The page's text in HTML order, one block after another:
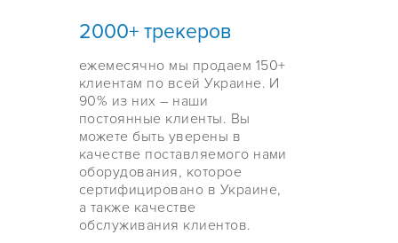
2000+ трекеров
ежемесячно мы продаем 150+
клиентам по всей Украине. И
90% из них – наши
постоянные клиенты. Вы
можете быть уверены в
качестве поставляемого нами
оборудования, которое
сертифицировано в Украине,
а также качестве
обслуживания клиентов.